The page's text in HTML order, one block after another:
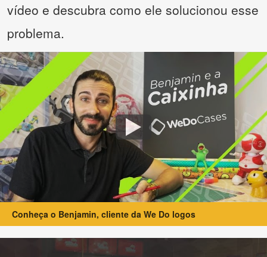
vídeo e descubra como ele solucionou esse
problema.
Conheça o Benjamin, cliente da We Do logos